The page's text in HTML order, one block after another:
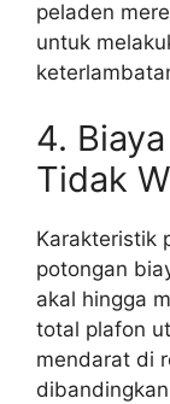
peladen
untuk
4.
Tidak
Karakteristik
potongan
akal hingga
total plafon
mendarat di